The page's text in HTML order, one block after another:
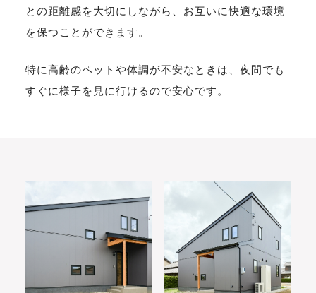
との距離感を大切にしながら、お互いに快適な環境
を保つことができます。
特に高齢のペットや体調が不安なときは、夜間でも
すぐに様子を見に行けるので安心です。